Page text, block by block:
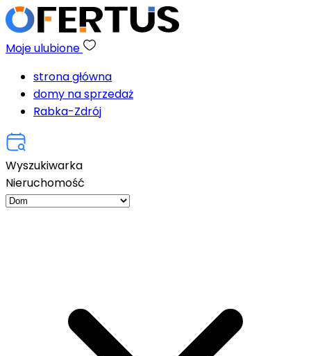
Moje ulubione
strona główna
domy na sprzedaż
Rabka-Zdrój
Wyszukiwarka
Nieruchomość